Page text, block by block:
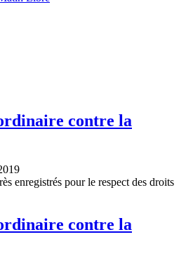
contre la
enregistrés pour le respect des droits
contre la